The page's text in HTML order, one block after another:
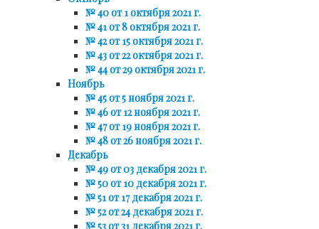
№ 40 от 1 октября 2021 г.
№ 41 от 8 октября 2021 г.
№ 42 от 15 октября 2021 г.
№ 43 от 22 октября 2021 г.
№ 44 от 29 октября 2021 г.
Ноябрь
№ 45 от 5 ноября 2021 г.
№ 46 от 12 ноября 2021 г.
№ 47 от 19 ноября 2021 г.
№ 48 от 26 ноября 2021 г.
Декабрь
№ 49 от 03 декабря 2021 г.
№ 50 от 10 декабря 2021 г.
№ 51 от 17 декабря 2021 г.
№ 52 от 24 декабря 2021 г.
№ 53 от 31 декабря 2021 г.